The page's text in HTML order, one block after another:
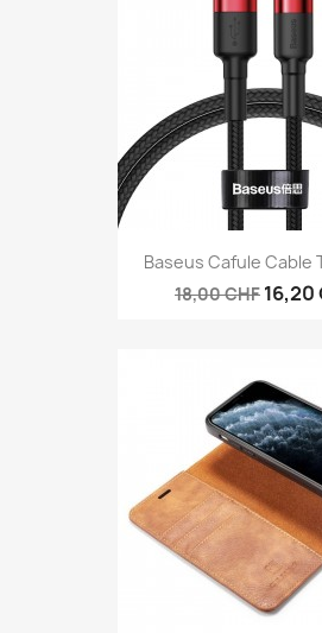
Baseus Cafule Cable
18,00 CHF 16,20